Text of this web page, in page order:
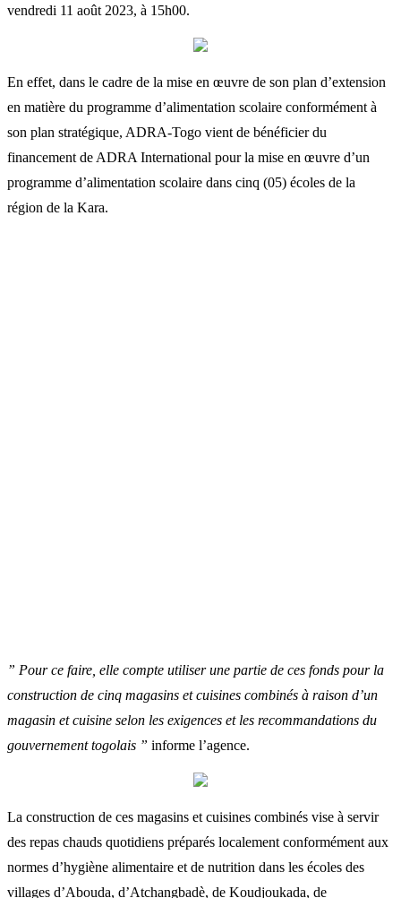
vendredi 11 août 2023, à 15h00.
En effet, dans le cadre de la mise en œuvre de son plan d’extension
en matière du programme d’alimentation scolaire conformément à
son plan stratégique, ADRA-Togo vient de bénéficier du
financement de ADRA International pour la mise en œuvre d’un
programme d’alimentation scolaire dans cinq (05) écoles de la
région de la Kara.
” Pour ce faire, elle compte utiliser une partie de ces fonds pour la
construction de cinq magasins et cuisines combinés à raison d’un
magasin et cuisine selon les exigences et les recommandations du
gouvernement togolais ” informe l’agence.
La construction de ces magasins et cuisines combinés vise à servir
des repas chauds quotidiens préparés localement conformément aux
normes d’hygiène alimentaire et de nutrition dans les écoles des
villages d’Abouda, d’Atchangbadè, de Koudjoukada, de